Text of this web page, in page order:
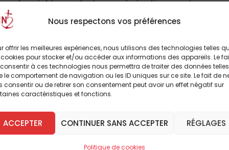
Nous respectons vos préférences
offrir les meilleures expériences, nous utilisons des technologies telles
pour stocker et/ou accéder aux informations des appareils. Le
à ces technologies nous permettra de traiter des données telles
le comportement de navigation ou les ID uniques sur ce site. Le fait de
consentir ou de retirer son consentement peut avoir un effet négatif sur
caractéristiques et fonctions.
ACCEPTER CONTINUER SANS ACCEPTER RÉGLAGES
Politique de cookies
oral enrichi par plusieurs générations, qui
de l’âme. Ou encore une somme sur ce
comme il y en avait tant en France
soi rien d’extraordinaire, sinon que ce
souvent cette sagesse ancestrale n’a
a quelque chose de providentiel.
Celle qui avait reçu la tradition que
Depuis on ne sait combien de temps.
lire cet article
autres
DÈS À PRÉSENT